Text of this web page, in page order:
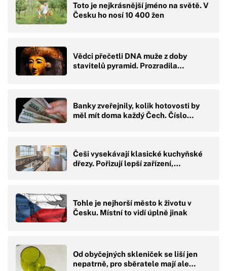
Toto je nejkrásnější jméno na světě. V
Česku ho nosí 10 400 žen
Vědci přečetli DNA muže z doby
stavitelů pyramid. Prozradila…
Banky zveřejnily, kolik hotovosti by
měl mít doma každý Čech. Číslo…
Češi vysekávají klasické kuchyňské
dřezy. Pořizují lepší zařízení,…
Tohle je nejhorší město k životu v
Česku. Místní to vidí úplně jinak
Od obyčejných skleniček se liší jen
nepatrně, pro sběratele mají ale…